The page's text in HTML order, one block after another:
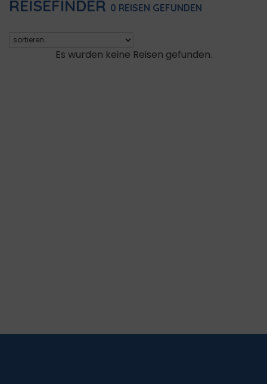
REISEFINDER 0 REISEN GEFUNDEN
Es wurden keine Reisen gefunden.